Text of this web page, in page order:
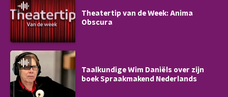
Theatertip van de Week: Anima
Obscura
Taalkundige Wim Daniëls over zijn
boek Spraakmakend Nederlands